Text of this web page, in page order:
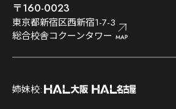
〒160-0023
東京都新宿区西新宿1-7-3
総合校舎コクーンタワー
;
姉妹校: